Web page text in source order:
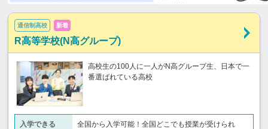
通信制高校 新着
R高等学校(N高グループ)
高校生の100人に一人がN高グループ生、日本で一
番選ばれている高校
入学できる
全国から入学可能！全国どこでも授業が受けられ